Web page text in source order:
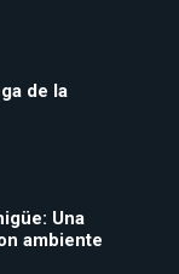
de la
Una
ambiente